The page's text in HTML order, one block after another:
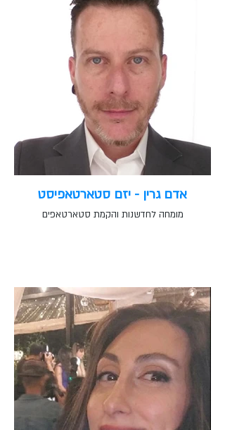
אדם גרין - יזם סטארטאפיסט
מומחה לחדשנות והקמת סטארטאפים